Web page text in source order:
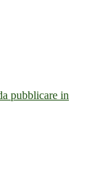
pubblicare in